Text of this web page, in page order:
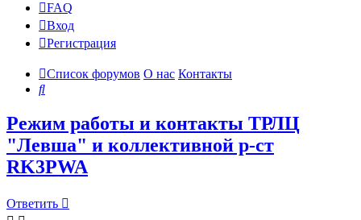
FAQ
Вход
Регистрация
Список форумов О нас Контакты
Поиск
Режим работы и контакты ТРЛЦ
"Левша" и коллективной р-ст
RK3PWA
Ответить